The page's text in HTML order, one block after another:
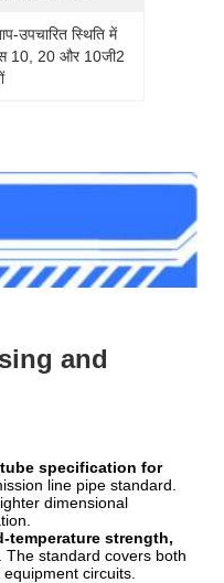
उपचारित स्थिति में
10, 20 और 10जी2
and
tube specification for
line pipe standard.
dimensional
temperature strength,
. The standard covers both
circuits.